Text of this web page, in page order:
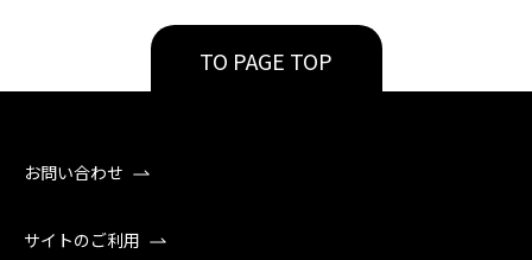
TO PAGE TOP
お問い合わせ
サイトのご利用